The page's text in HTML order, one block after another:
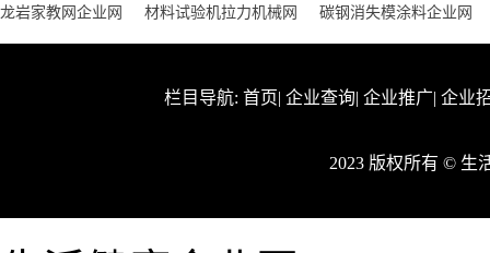
龙岩家教网企业网
材料试验机拉力机械网 碳钢消失模涂料企业网
栏目导航: 首页| 企业查询| 企业推广| 企业
2023 版权所有 © 生